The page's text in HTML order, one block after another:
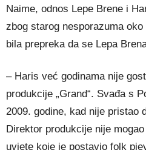
Naime, odnos Lepe Brene i
zbog starog nesporazuma
bila prepreka da se Lepa
– Haris već godinama nije
produkcije „Grand“. Svađa s
2009. godine, kad nije pristao
Direktor produkcije nije
uvjete koje je postavio folk